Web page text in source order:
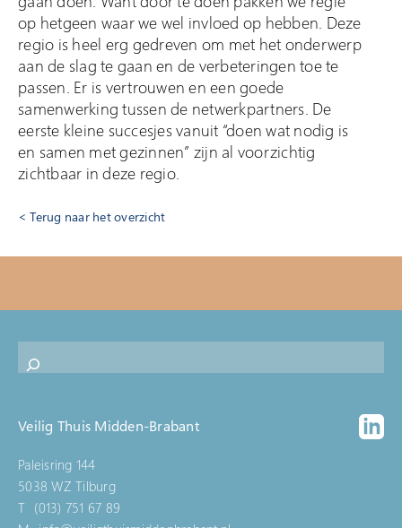
op hetgeen waar we wel invloed op hebben. Deze
regio is heel erg gedreven om met het onderwerp
aan de slag te gaan en de verbeteringen toe te
passen. Er is vertrouwen en een goede
samenwerking tussen de netwerkpartners. De
eerste kleine succesjes vanuit “doen wat nodig is
en samen met gezinnen” zijn al voorzichtig
zichtbaar in deze regio.
Terug naar het overzicht
Veilig Thuis Midden-Brabant
Paleisring 144
5038 WZ Tilburg
T (013) 751 67 89